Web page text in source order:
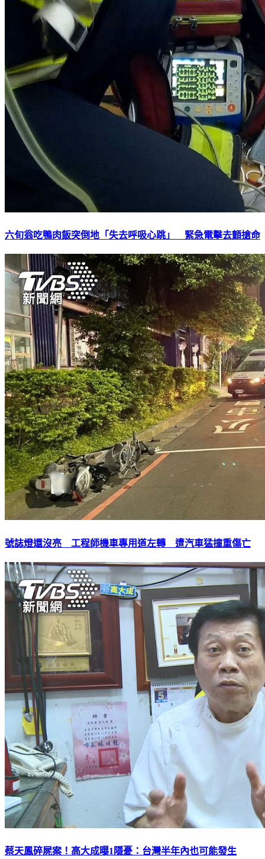
六旬翁吃鴨肉飯突倒地「失去呼吸心跳」 緊急電擊去顫搶命
號誌燈還沒亮 工程師機車專用道左轉 遭汽車猛撞重傷亡
蔡天鳳碎屍案！高大成曝1隱憂：台灣半年內也可能發生